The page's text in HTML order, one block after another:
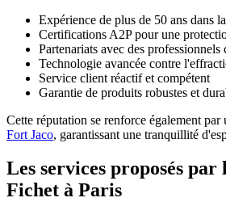
Expérience de plus de 50 ans dans
Certifications A2P pour une
Partenariats avec des professionnels
Technologie avancée contre
Service client réactif et compétent
Garantie de produits robustes et
Cette réputation se renforce également par
Fort Jaco, garantissant une tranquillité
Les services proposés
Fichet à Paris